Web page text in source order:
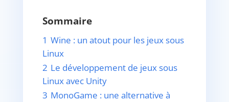
Sommaire
1 Wine : un atout pour les jeux sous
Linux
2 Le développement de jeux sous
Linux avec Unity
3 MonoGame : une alternative à